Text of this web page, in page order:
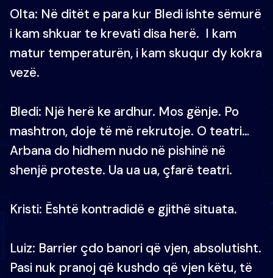
Olta: Në ditët e para kur Bledi ishte sëmurë
i kam shkuar te krevati disa herë. I kam
matur temperaturën, i kam skuqur dy kokra
vezë.
Bledi: Një herë ke ardhur. Mos gënje. Po
mashtron, doje të më rekrutoje. O teatri…
Arbana do hidhem nudo në pishinë në
shenjë proteste. Ua ua ua, çfarë teatri.
Kristi: Është kontradidë e gjithë situata.
Luiz: Barrier çdo banori që vjen, absolutisht.
Pasi nuk pranoj që kushdo që vjen këtu, të